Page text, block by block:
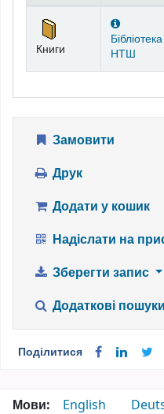
Фонди
Книги
Бібліотека
НТШ
Замовити
Друк
Додати у кошик
Надіслати на
Зберегти запис
Додаткові пошуки
Поділитися
Мови:
English